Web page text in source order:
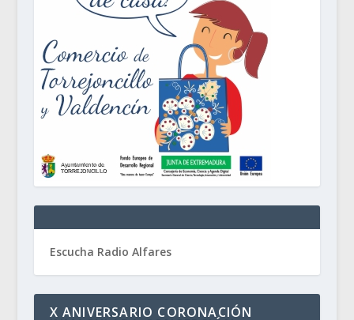
Escucha Radio Alfares
X ANIVERSARIO CORONACIÓN